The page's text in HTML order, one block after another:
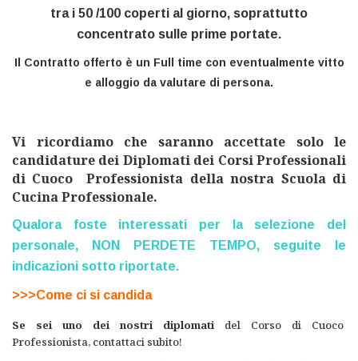
tra i 50 /100 coperti al giorno, soprattutto
concentrato sulle prime portate.
Il Contratto offerto è un Full time con eventualmente vitto
e alloggio da valutare di persona.
Vi ricordiamo che saranno accettate solo le
candidature dei Diplomati dei Corsi Professionali
di Cuoco Professionista della nostra Scuola di
Cucina Professionale.
Qualora foste interessati per la selezione del
personale, NON PERDETE TEMPO, seguite le
indicazioni sotto riportate.
>>>Come ci si candida
Se sei uno dei nostri diplomatidel Corso di Cuoco
Professionista, contattaci subito!